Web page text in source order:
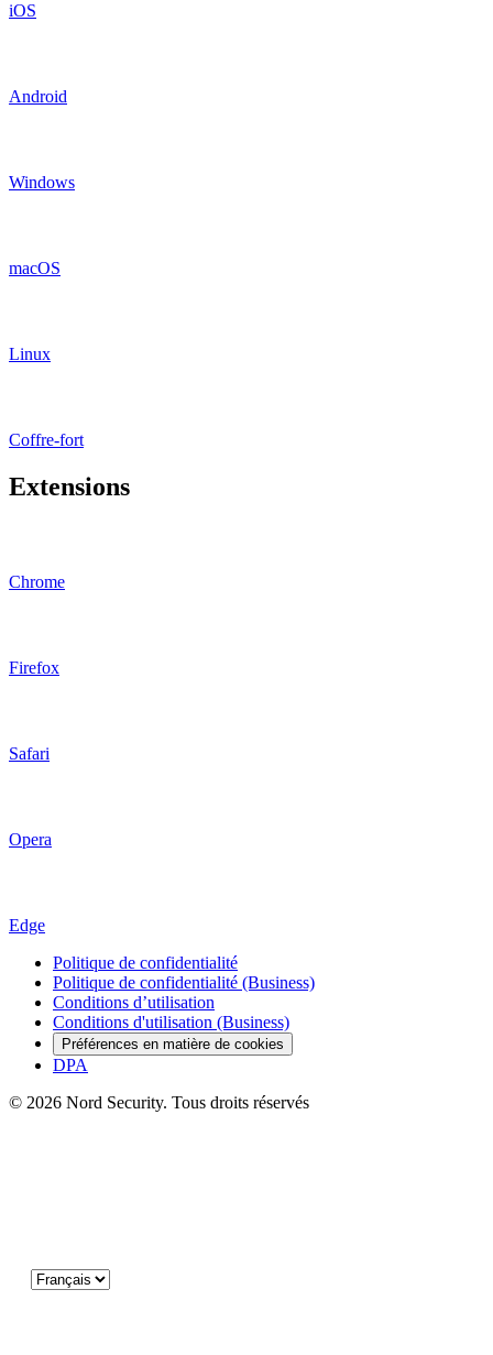
iOS
Android
Windows
macOS
Linux
Coffre-fort
Extensions
Chrome
Firefox
Safari
Opera
Edge
Politique de confidentialité
Politique de confidentialité (Business)
Conditions d’utilisation
Conditions d'utilisation (Business)
Préférences en matière de cookies
DPA
© 2026 Nord Security. Tous droits réservés